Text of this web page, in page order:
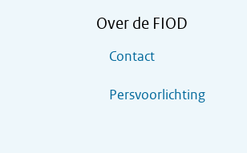
Over de FIOD
Contact
Persvoorlichting